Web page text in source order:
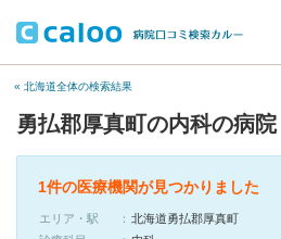
« 北海道全体の検索結果
勇払郡厚真町の内科の病
1件の医療機関が見つかりました
エリア・駅
北海道勇払郡厚真町